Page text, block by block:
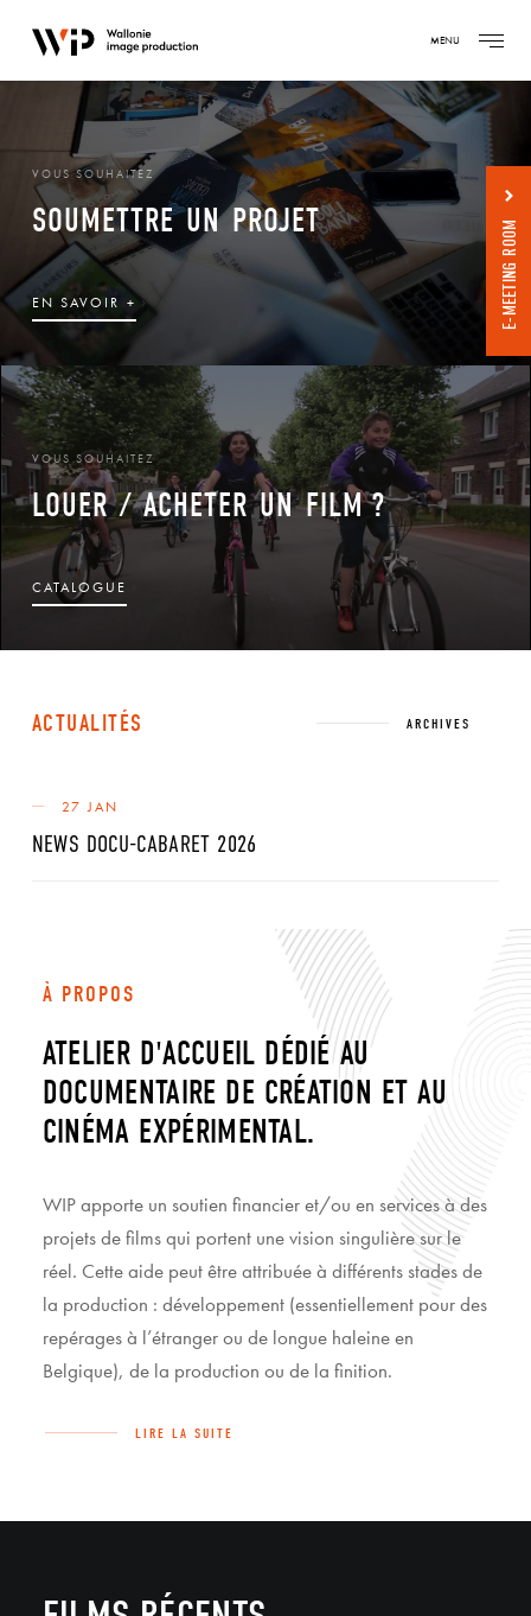
MENU
VOUS SOUHAITEZ
SOUMETTRE UN PROJET
EN SAVOIR + ›
VOUS SOUHAITEZ
LOUER / ACHETER UN FILM ?
CATALOGUE
ACTUALITÉS ARCHIVES
27 JAN
NEWS DOCU-CABARET 2026
À PROPOS
ATELIER D'ACCUEIL DÉDIÉ AU
DOCUMENTAIRE DE CRÉATION ET AU
CINÉMA EXPÉRIMENTAL.
WIP apporte un soutien financier et/ou en services à des
projets de films qui portent une vision singulière sur le
réel. Cette aide peut être attribuée à différents stades de
la production : développement (essentiellement pour des
repérages à l’étranger ou de longue haleine en
Belgique), de la production ou de la finition.
LIRE LA SUITE
E-MEETING ROOM